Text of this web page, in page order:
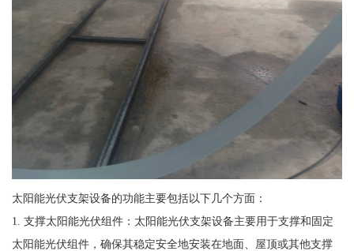
太阳能光伏支架设备的功能主要包括以下几个方面：
1. 支撑太阳能光伏组件：太阳能光伏支架设备主要用于支撑和固定
太阳能光伏组件，确保其稳定安全地安装在地面、屋顶或其他支撑